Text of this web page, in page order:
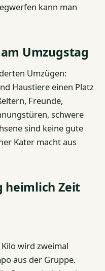
kann man
Umzugstag
Umzügen:
Haustiere einen Platz
Freunde,
schwere
sind keine gute
Kater macht aus
heimlich Zeit
wird zweimal
aus der Gruppe.